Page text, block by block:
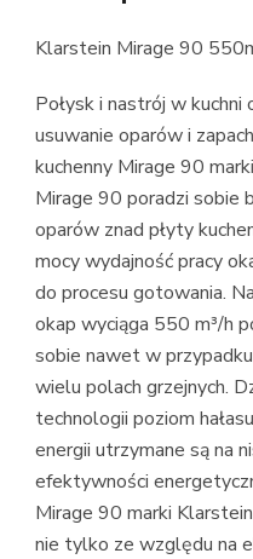
Klarstein Mirage 90
Połysk i nastrój w
usuwanie oparów i
kuchenny Mirage 90
Mirage 90 poradzi sobie
oparów znad płyty
mocy wydajność pracy
do procesu gotowania.
okap wyciąga 550 m³/h
sobie nawet w
wielu polach grzejnych.
technologii poziom
energii utrzymane są na
efektywności
Mirage 90 marki
nie tylko ze względu na